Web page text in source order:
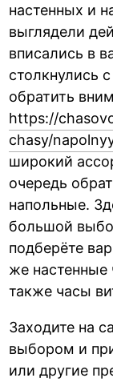
настенных и
выглядели
вписались в
столкнулись
обратить
https://
chasy/
широкий
очередь
напольные.
большой
подберёте
же настенные
также часы
Заходите на
выбором и
или другие